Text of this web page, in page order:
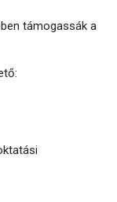
támogassák a